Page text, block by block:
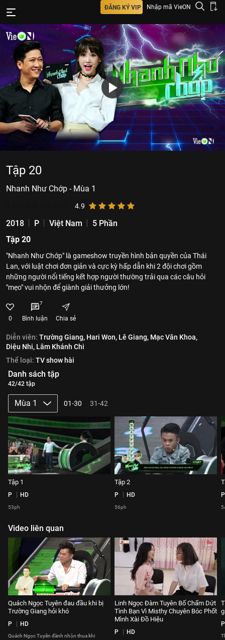
ĐĂNG KÝ VIP Nhập mã VieON
Tập 20
Nhanh Như Chớp - Mùa 1
4.9
2018 P Việt Nam
5 Phần
Tập 20
"Nhanh Như Chớp" là gameshow truyền hình bản quyền của Thái
Lan, với luật chơi đơn giản và cực kỳ hấp dẫn khi 2 đội chơi gồm
những người nổi tiếng kết hợp người thường trải qua các câu hỏi
"mẹo" vui nhộn để giành giải thưởng lớn!
0
7
Bình luận Chia sẻ
Diễn viên: Trường Giang, Hari Won, Lê Giang, Mạc Văn Khoa,
Diệu Nhi, Lâm Khánh Chi
Thể loại: TV show hài
Danh sách tập
42/42 tập
Mùa 1 01-30 31-42
Tập 1
P HD
53ph
Tập 2
P HD
56ph
P
Video liên quan
Quách Ngọc Tuyên đau đầu khi bị
Trường Giang hỏi khó
P HD
Quách Ngọc Tuyên đành nhận thua khi
Linh Ngọc Đàm Tuyên Bố Chấm Dứt
Tình Bạn Vì Misthy Chuyên Bóc Phốt
Mình Xài Đồ Hiệu
P HD
P